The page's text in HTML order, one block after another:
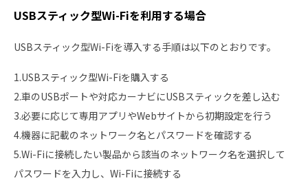
USBスティック型Wi-Fiを利用する場合
USBスティック型Wi-Fiを導入する手順は以下のとおりです。
1.USBスティック型Wi-Fiを購入する
2.車のUSBポートや対応カーナビにUSBスティックを差し込む
3.必要に応じて専用アプリやWebサイトから初期設定を行う
4.機器に記載のネットワーク名とパスワードを確認する
5.Wi-Fiに接続したい製品から該当のネットワーク名を選択して
パスワードを入力し、Wi-Fiに接続する